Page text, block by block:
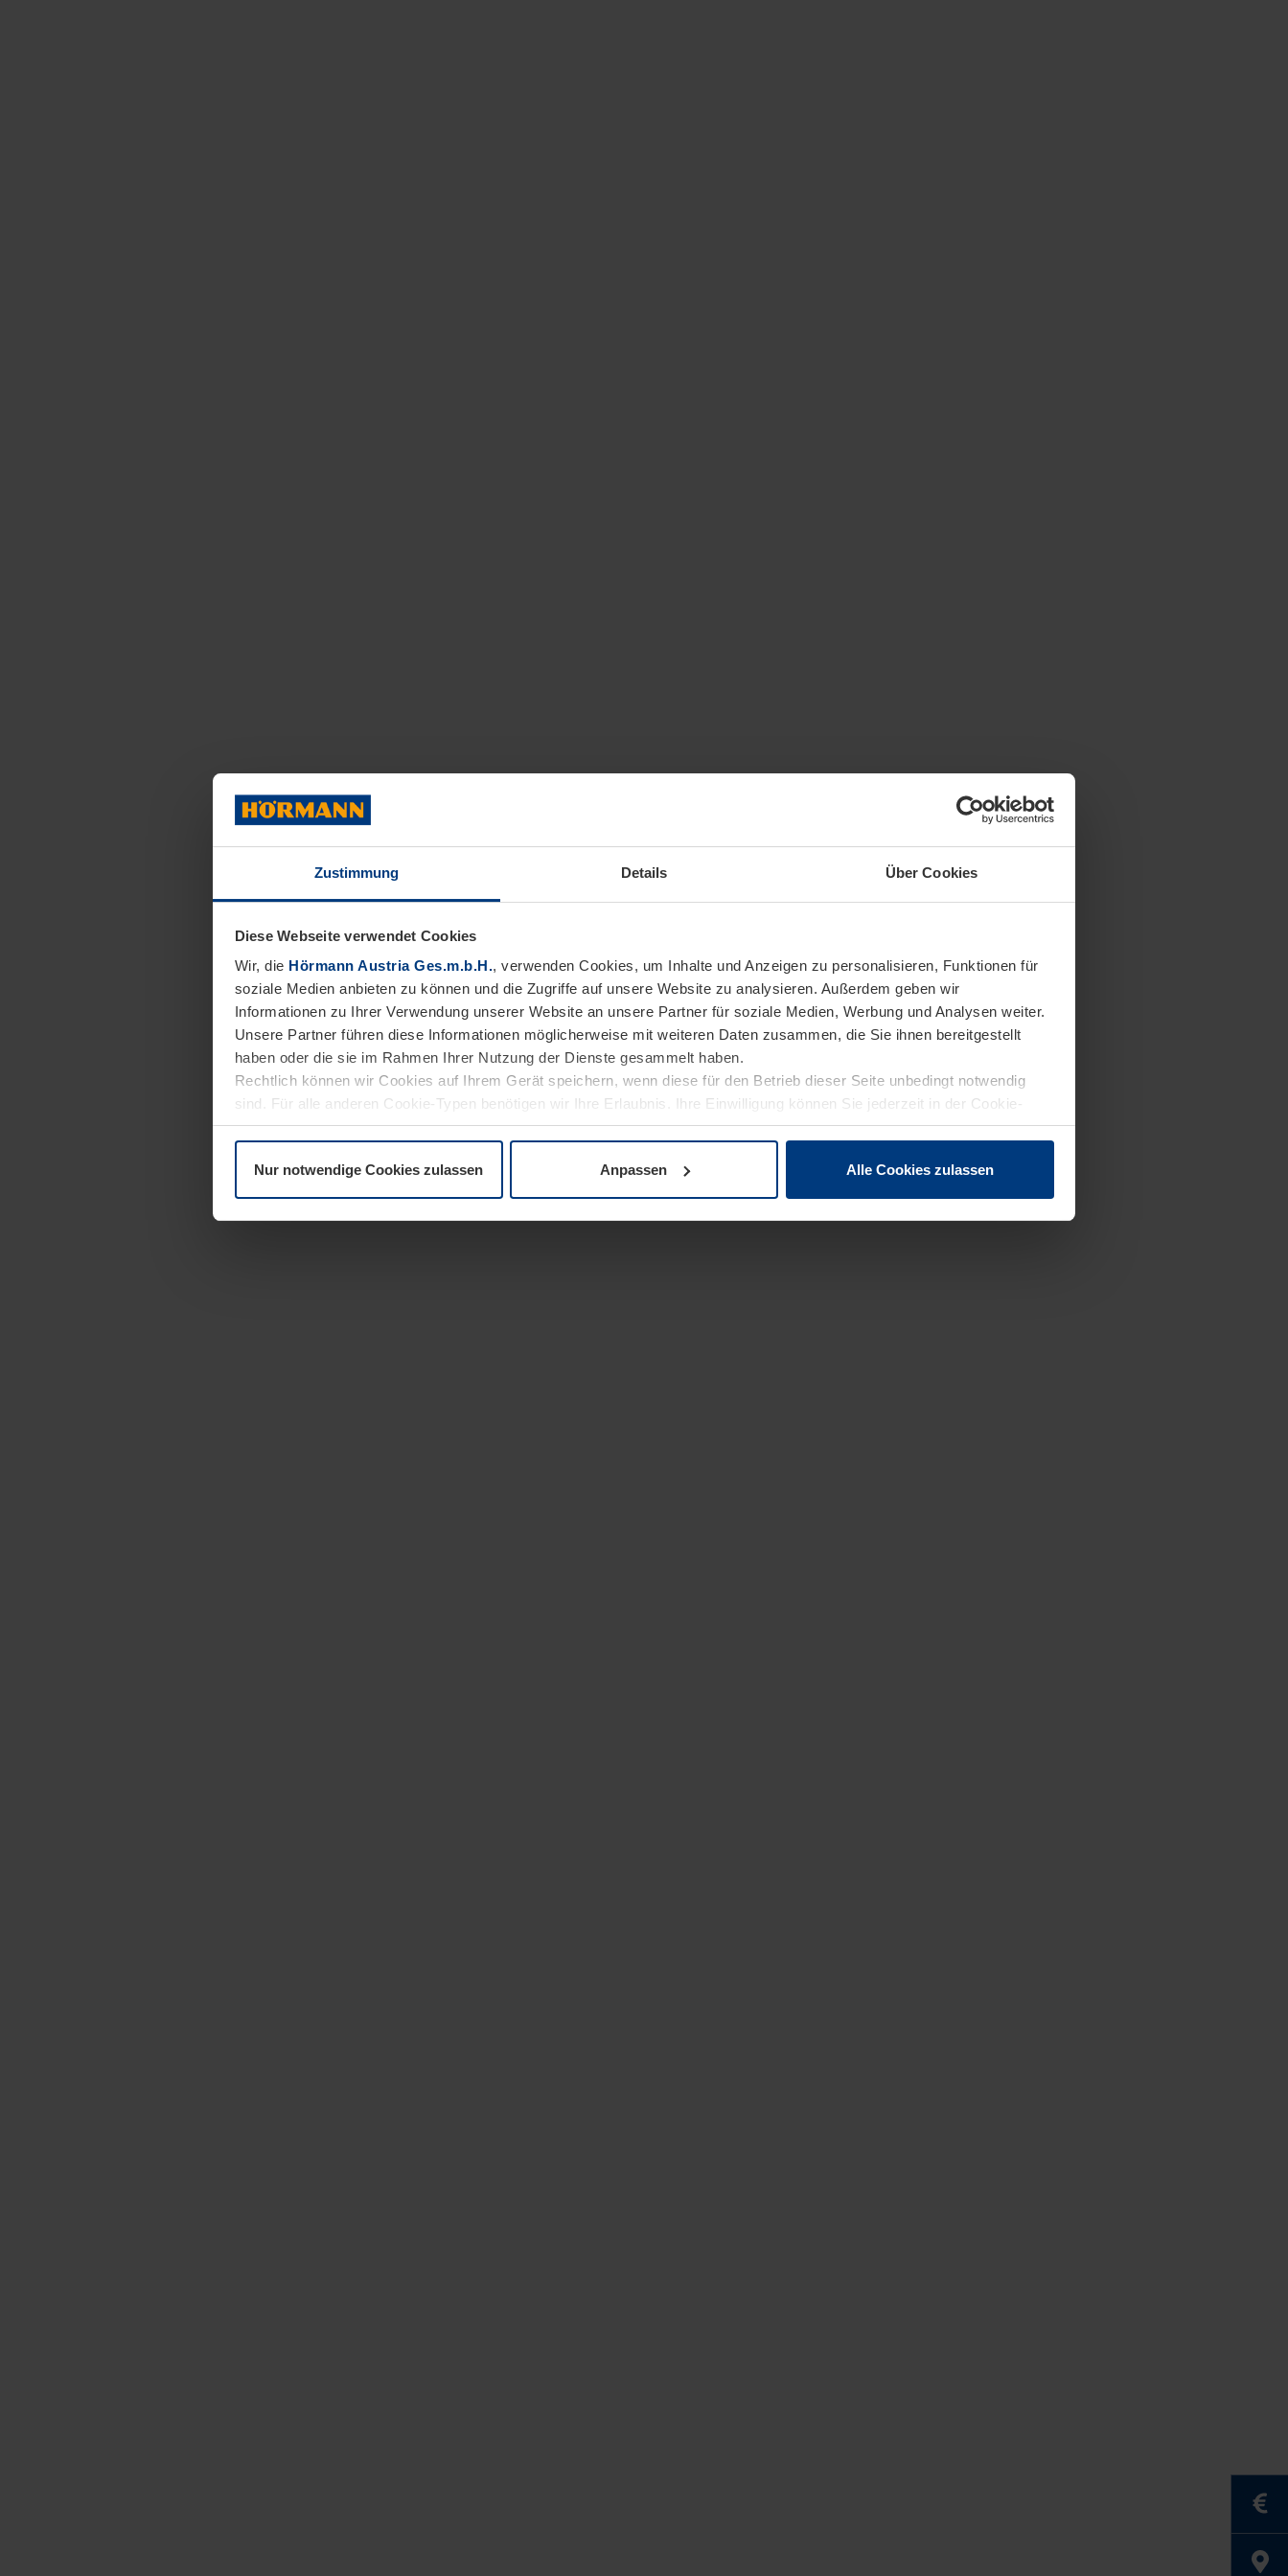
Zustimmung Details Über Cookies
Diese Webseite verwendet Cookies
Wir, die Hörmann Austria Ges.m.b.H., verwenden Cookies, um Inhalte und Anzeigen zu personalisieren, Funktionen für
soziale Medien anbieten zu können und die Zugriffe auf unsere Website zu analysieren. Außerdem geben wir
Informationen zu Ihrer Verwendung unserer Website an unsere Partner für soziale Medien, Werbung und Analysen weiter.
Unsere Partner führen diese Informationen möglicherweise mit weiteren Daten zusammen, die Sie ihnen bereitgestellt
haben oder die sie im Rahmen Ihrer Nutzung der Dienste gesammelt haben.
Rechtlich können wir Cookies auf Ihrem Gerät speichern, wenn diese für den Betrieb dieser Seite unbedingt notwendig
sind. Für alle anderen Cookie-Typen benötigen wir Ihre Erlaubnis. Ihre Einwilligung können Sie jederzeit in der Cookie-
Erläuterung auf der SeiteDatenschutzerklärungunserer Website ändern oder widerrufen.
Nur notwendige Cookies zulassen Anpassen Alle Cookies zulassen